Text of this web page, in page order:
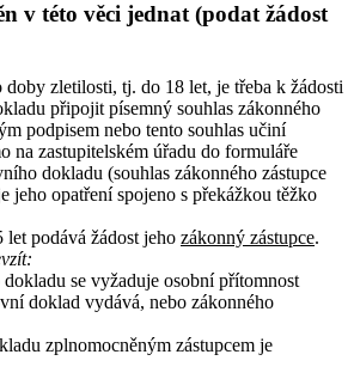
v této věci jednat (podat žádost
doby zletilosti, tj. do 18 let, je třeba k žádosti
připojit písemný souhlas zákonného
podpisem nebo tento souhlas učiní
na zastupitelském úřadu do formuláře
dokladu (souhlas zákonného zástupce
jeho opatření spojeno s překážkou těžko
let podává žádost jeho zákonný zástupce.
se vyžaduje osobní přítomnost
doklad vydává, nebo zákonného
zplnomocněným zástupcem je